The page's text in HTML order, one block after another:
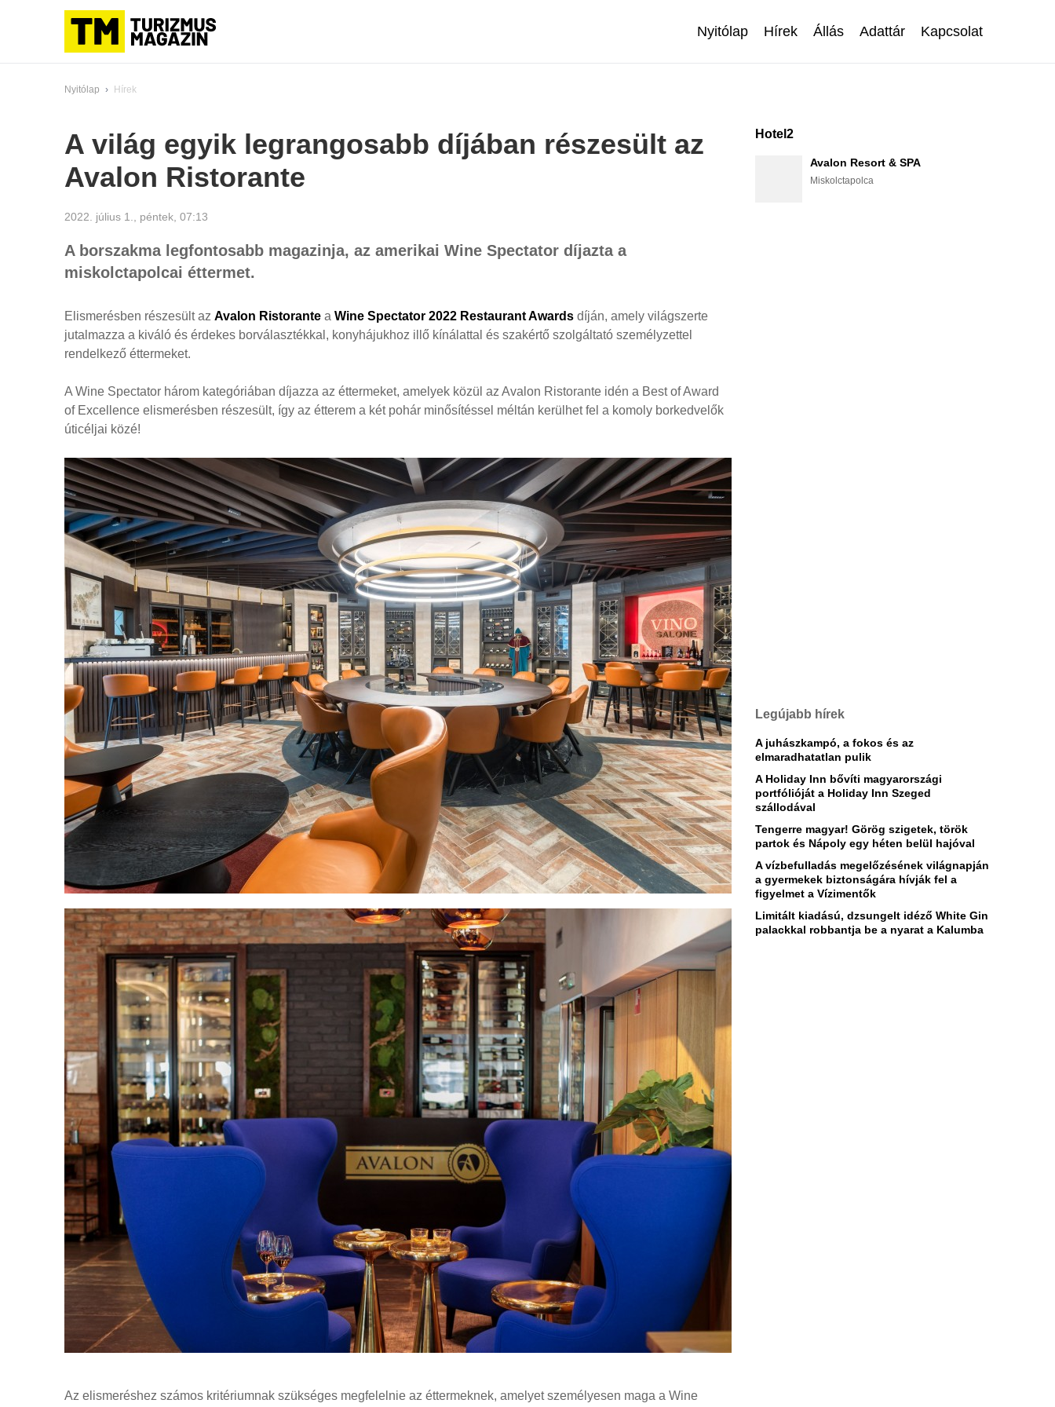
Nyitólap Hírek Állás Adattár Kapcsolat
Nyitólap › Hírek
A világ egyik legrangosabb díjában részesült az
Avalon Ristorante
2022. július 1., péntek, 07:13
A borszakma legfontosabb magazinja, az amerikai Wine Spectator díjazta a
miskolctapolcai éttermet.
Elismerésben részesült az Avalon Ristorante a Wine Spectator 2022 Restaurant Awards díján, amely világszerte
jutalmazza a kiváló és érdekes borválasztékkal, konyhájukhoz illő kínálattal és szakértő szolgáltató személyzettel
rendelkező éttermeket.
A Wine Spectator három kategóriában díjazza az éttermeket, amelyek közül az Avalon Ristorante idén a Best of Award
of Excellence elismerésben részesült, így az étterem a két pohár minősítéssel méltán kerülhet fel a komoly borkedvelők
úticéljai közé!
Az elismeréshez számos kritériumnak szükséges megfelelnie az éttermeknek, amelyet személyesen maga a Wine
Hotel2
Avalon Resort & SPA
Miskolctapolca
Legújabb hírek
A juhászkampó, a fokos és az
elmaradhatatlan pulik
A Holiday Inn bővíti magyarországi
portfólióját a Holiday Inn Szeged
szállodával
Tengerre magyar! Görög szigetek, török
partok és Nápoly egy héten belül hajóval
A vízbefulladás megelőzésének világnapján
a gyermekek biztonságára hívják fel a
figyelmet a Vízimentők
Limitált kiadású, dzsungelt idéző White Gin
palackkal robbantja be a nyarat a Kalumba